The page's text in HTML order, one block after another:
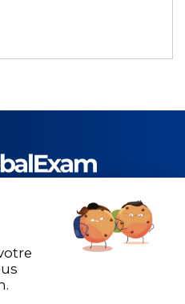
EdTech et de
pour la
la formation